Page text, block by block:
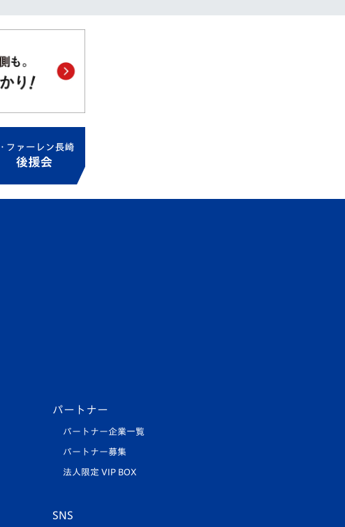
パートナー
パートナー企業一覧
パートナー募集
法人限定 VIP BOX
SNS